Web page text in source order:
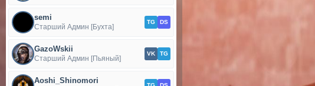
semi
Старший Админ [Бухта]
TG DS
GazoWskii
Старший Админ [Пьяный]
VK TG
Aoshi_Shinomori